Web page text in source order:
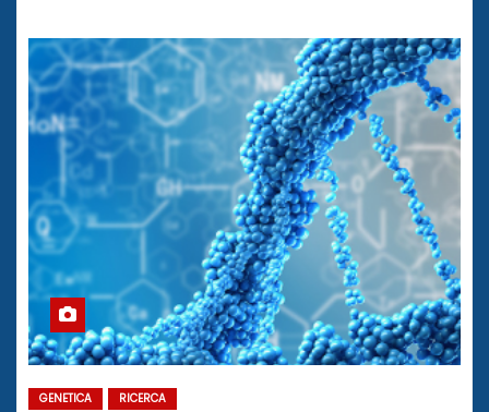
GENETICA RICERCA